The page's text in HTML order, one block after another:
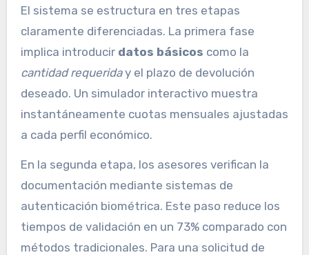
El sistema se estructura en tres etapas
claramente diferenciadas. La primera fase
implica introducir datos básicos como la
cantidad requeriday el plazo de devolución
deseado. Un simulador interactivo muestra
instantáneamente cuotas mensuales ajustadas
a cada perfil económico.
En la segunda etapa, los asesores verifican la
documentación mediante sistemas de
autenticación biométrica. Este paso reduce los
tiempos de validación en un 73% comparado con
métodos tradicionales. Para una solicitud de